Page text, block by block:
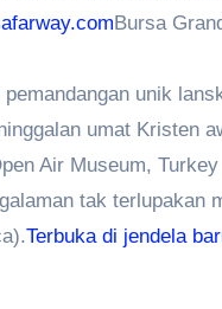
Bursa
unik
umat Kristen
Air Museum, Turkey
tak terlupakan
Terbuka di jendela